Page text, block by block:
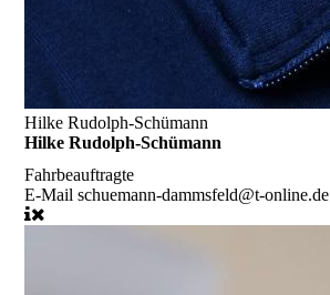
Hilke Rudolph-Schümann
Hilke Rudolph-Schümann
Fahrbeauftragte
E-Mailschuemann-dammsfeld@t-online.de